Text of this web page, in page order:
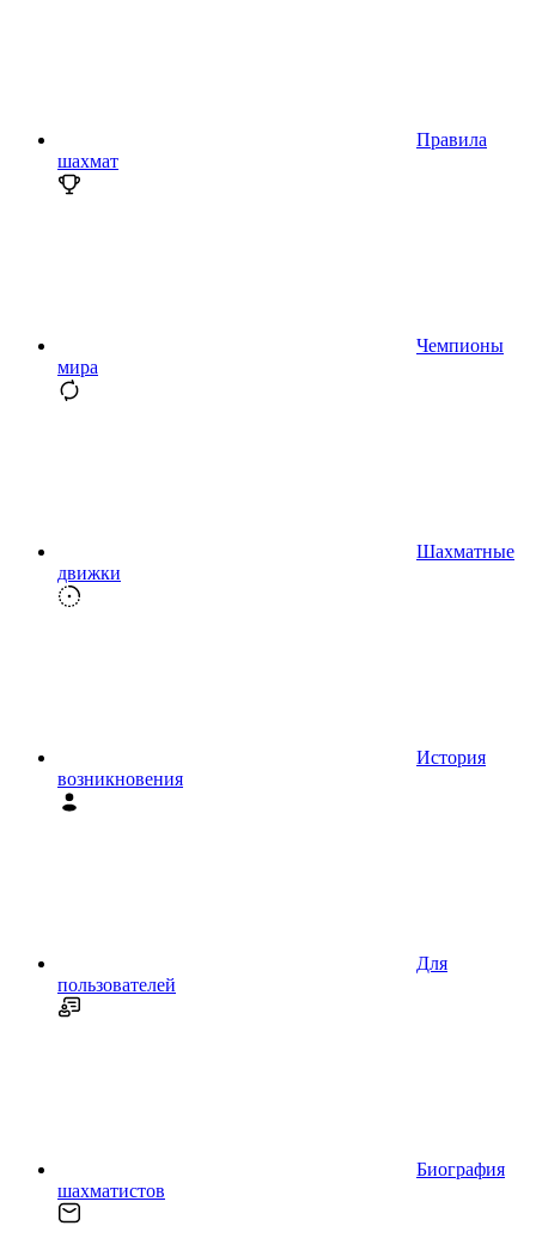
Правила
шахмат
Чемпионы
мира
Шахматные
движки
История
возникновения
Для
пользователей
Биография
шахматистов